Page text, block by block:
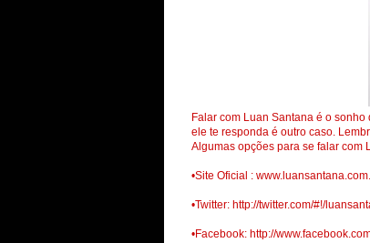
Falar com Luan Santana é o
ele te responda é outro caso.
Algumas opções para se falar com
•Site Oficial :
•Twitter: http://twitter.com/#!/
•Facebook: http://